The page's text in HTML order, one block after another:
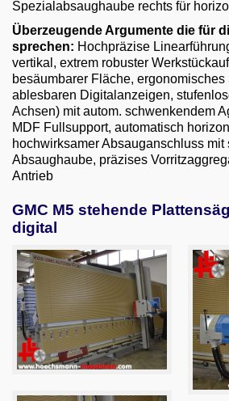
Spezialabsaughaube rechts für
Überzeugende Argumente die für
sprechen: Hochpräzise
vertikal, extrem robuster
besäumbarer Fläche,
ablesbaren Digitalanzeigen,
Achsen) mit autom. schwenkendem
MDF Fullsupport, automatisch
hochwirksamer Absauganschluss mit
Absaughaube, präzises
Antrieb
GMC M5 stehende
digital